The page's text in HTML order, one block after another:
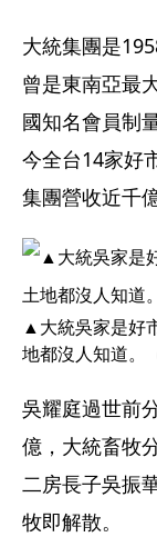
大統集團是
曾是東南亞最
國知名會員制
今全台14家好
集團營收近千億
▲大統吳家是好
地都沒人知道。
吳耀庭過世前
億，大統畜牧
二房長子吳振
牧即解散。